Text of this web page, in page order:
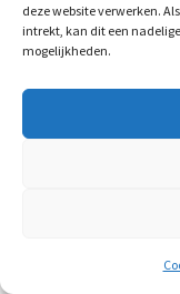
deze website verwerken.
intrekt, kan dit een
mogelijkheden.